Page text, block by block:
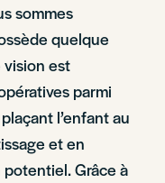
sommes
quelque
vision est
parmi
l’enfant au
et en
Grâce à